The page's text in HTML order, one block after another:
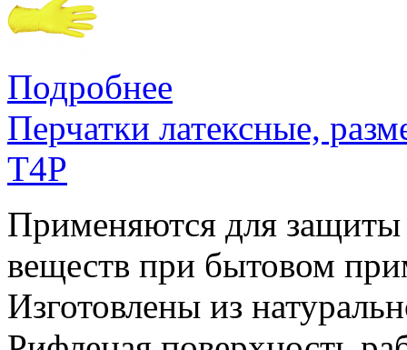
Подробнее
Перчатки латексные,
T4P
Применяются для
веществ при бытовом
Изготовлены из